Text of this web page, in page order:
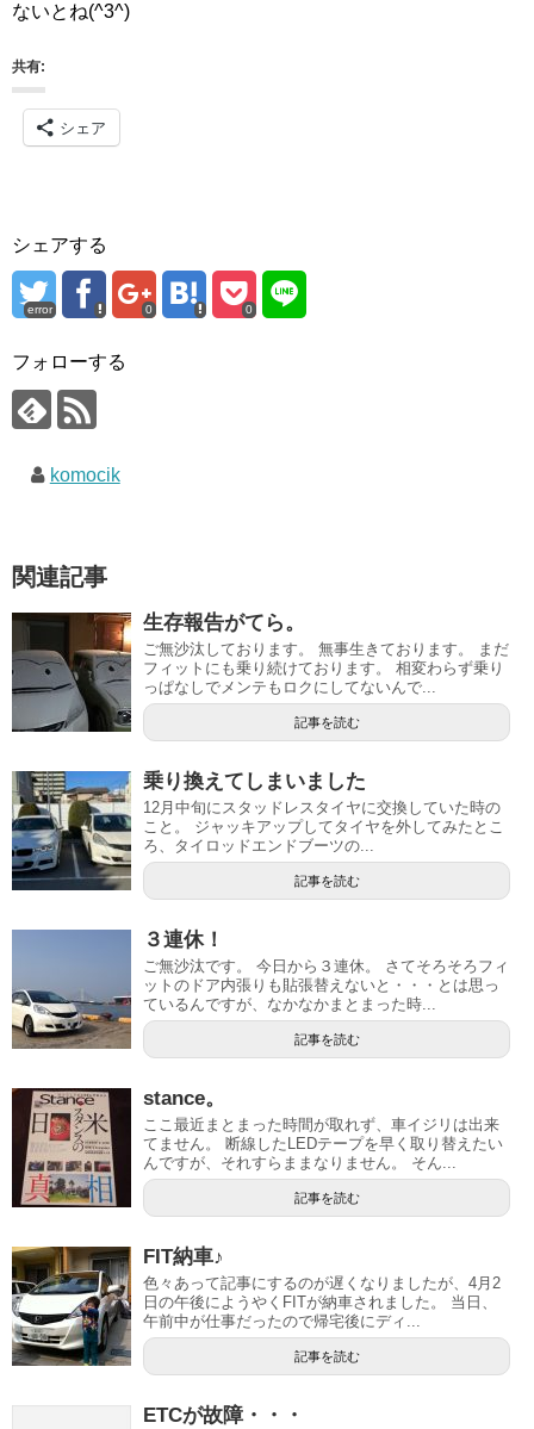
ないとね(^3^)
共有:
シェア
シェアする
error 0 0
フォローする
komocik
関連記事
生存報告がてら。
ご無沙汰しております。 無事生きております。 まだ
フィットにも乗り続けております。 相変わらず乗り
っぱなしでメンテもロクにしてないんで...
記事を読む
乗り換えてしまいました
12月中旬にスタッドレスタイヤに交換していた時の
こと。 ジャッキアップしてタイヤを外してみたとこ
ろ、タイロッドエンドブーツの...
記事を読む
３連休！
ご無沙汰です。 今日から３連休。 さてそろそろフィ
ットのドア内張りも貼張替えないと・・・とは思っ
ているんですが、なかなかまとまった時...
記事を読む
stance。
ここ最近まとまった時間が取れず、車イジリは出来
てません。 断線したLEDテープを早く取り替えたい
んですが、それすらままなりません。 そん...
記事を読む
FIT納車♪
色々あって記事にするのが遅くなりましたが、4月2
日の午後にようやくFITが納車されました。 当日、
午前中が仕事だったので帰宅後にディ...
記事を読む
ETCが故障・・・